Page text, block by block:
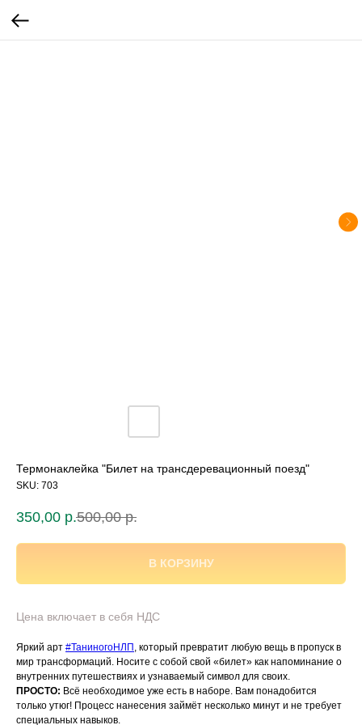
Термонаклейка "Билет на трансдеревационный поезд"
SKU: 703
350,00 р.500,00 р.
В КОРЗИНУ
Цена включает в себя НДС
Яркий арт #ТаниногоНЛП , который превратит любую вещь в пропуск в
мир трансформаций. Носите с собой свой «билет» как напоминание о
внутренних путешествиях и узнаваемый символ для своих.
ПРОСТО: Всё необходимое уже есть в наборе. Вам понадобится
только утюг! Процесс нанесения займёт несколько минут и не требует
специальных навыков.